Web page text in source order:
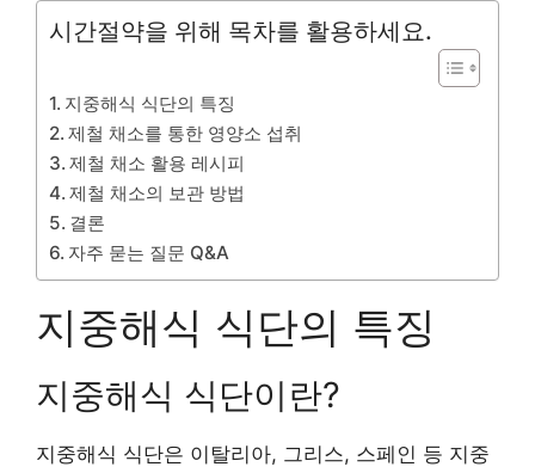
시간절약을 위해 목차를 활용하세요.
지중해식 식단의 특징
제철 채소를 통한 영양소 섭취
제철 채소 활용 레시피
제철 채소의 보관 방법
결론
자주 묻는 질문 Q&A
지중해식 식단의 특징
지중해식 식단이란?
지중해식 식단은 이탈리아, 그리스, 스페인 등 지중